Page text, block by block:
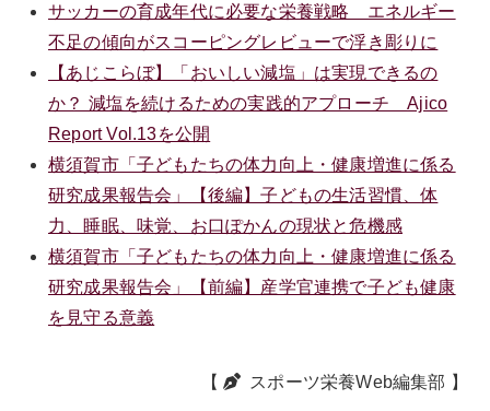
サッカーの育成年代に必要な栄養戦略 エネルギー
不足の傾向がスコーピングレビューで浮き彫りに
【あじこらぼ】「おいしい減塩」は実現できるの
か？ 減塩を続けるための実践的アプローチ Ajico
Report Vol.13を公開
横須賀市「子どもたちの体力向上・健康増進に係る
研究成果報告会」【後編】子どもの生活習慣、体
力、睡眠、味覚、お口ぽかんの現状と危機感
横須賀市「子どもたちの体力向上・健康増進に係る
研究成果報告会」【前編】産学官連携で子ども健康
を見守る意義
【 スポーツ栄養Web編集部 】